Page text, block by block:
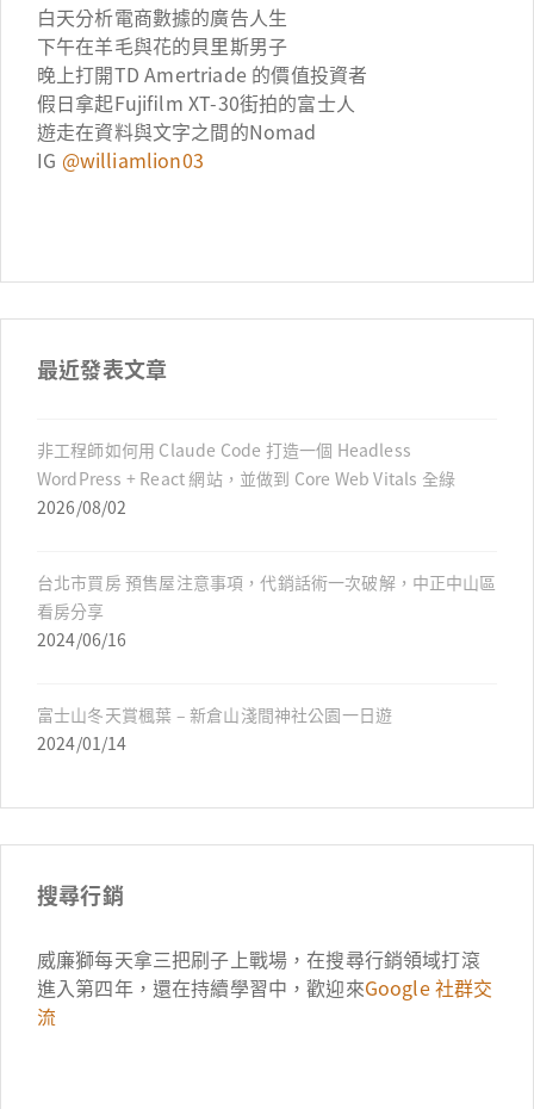
白天分析電商數據的廣告人生
下午在羊毛與花的貝里斯男子
晚上打開TD Amertriade 的價值投資者
假日拿起Fujifilm XT-30街拍的富士人
遊走在資料與文字之間的Nomad
IG @williamlion03
最近發表文章
非工程師如何用 Claude Code 打造一個 Headless
WordPress + React 網站，並做到 Core Web Vitals 全綠
2026/08/02
台北市買房 預售屋注意事項，代銷話術一次破解，中正中山區
看房分享
2024/06/16
富士山冬天賞楓葉 – 新倉山淺間神社公園一日遊
2024/01/14
搜尋行銷
威廉獅每天拿三把刷子上戰場，在搜尋行銷領域打滾
進入第四年，還在持續學習中，歡迎來Google 社群交
流